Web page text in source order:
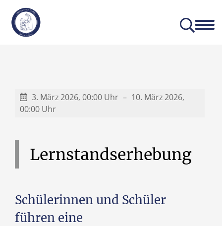
3. März 2026, 00:00 Uhr
10. März 2026,
00:00 Uhr
Lernstandserhebung
Schülerinnen und Schüler
führen eine